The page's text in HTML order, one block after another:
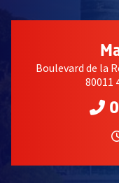
Boulevard de la
80011